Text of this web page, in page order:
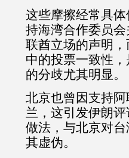
这些摩擦经常具
持海湾合作委员
联酋立场的声明
中的投票一致性，
的分歧尤其明显。
北京也曾因支持
兰，这引发伊朗
做法，与北京对
其虚伪。